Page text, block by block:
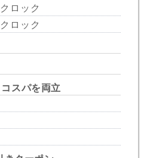
ロック
ロック
スパを両立